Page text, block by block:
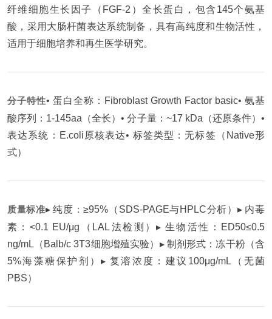
纤维细胞生长因子（FGF-2）全长蛋白，包含145个氨基
酸，采用大肠杆菌表达系统制备，具有高纯度和生物活性，
适用于细胞培养和再生医学研究。
分子特性• 蛋白全称：Fibroblast Growth Factor basic• 氨基
酸序列：1-145aa（全长）• 分子量：~17 kDa（还原条件）•
表达系统：E.coli原核表达• 标签类型：无标签（Native形
式）
质量标准▸ 纯度：≥95%（SDS-PAGE与HPLC分析） ▸ 内毒
素：<0.1 EU/μg（LAL法检测）▸ 生物活性：ED50≤0.5
ng/mL（Balb/c 3T3细胞增殖实验） ▸ 制剂形式：冻干粉（含
5%海藻糖保护剂）▸ 复溶浓度：建议100μg/mL（无菌
PBS）